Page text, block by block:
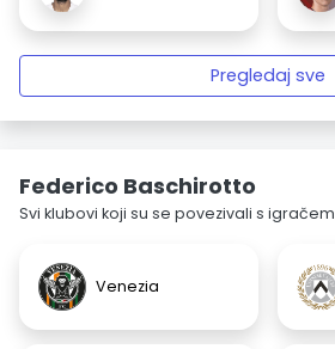
Pregledaj sve
Federico Baschirotto
Svi klubovi koji su se povezivali s igračem
Venezia